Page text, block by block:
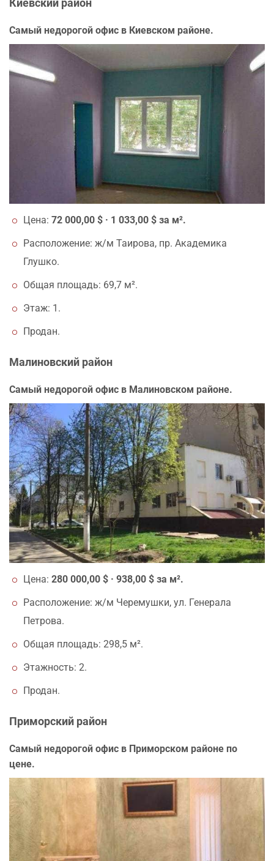
Самый недорогой офис в Киевском районе.
Цена: 72 000,00 $ · 1 033,00 $ за м².
Расположение: ж/м Таирова, пр. Академика
Глушко.
Общая площадь: 69,7 м².
Этаж: 1.
Продан.
Малиновский район
Самый недорогой офис в Малиновском районе.
Цена: 280 000,00 $ · 938,00 $ за м².
Расположение: ж/м Черемушки, ул. Генерала
Петрова.
Общая площадь: 298,5 м².
Этажность: 2.
Продан.
Приморский район
Самый недорогой офис в Приморском районе по
цене.